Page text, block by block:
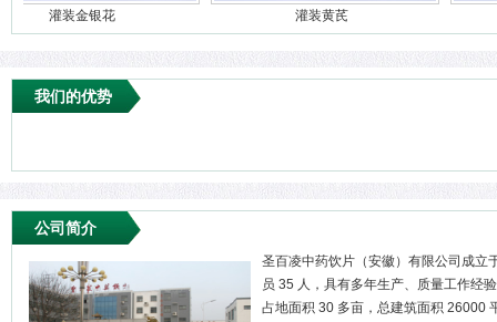
灌装金银花 灌装黄芪
我们的优势
公司简介
圣百凌中药饮片（安徽）有限公司成立
员 35 人，具有多年生产、质量工作经
占地面积 30 多亩，总建筑面积 26000